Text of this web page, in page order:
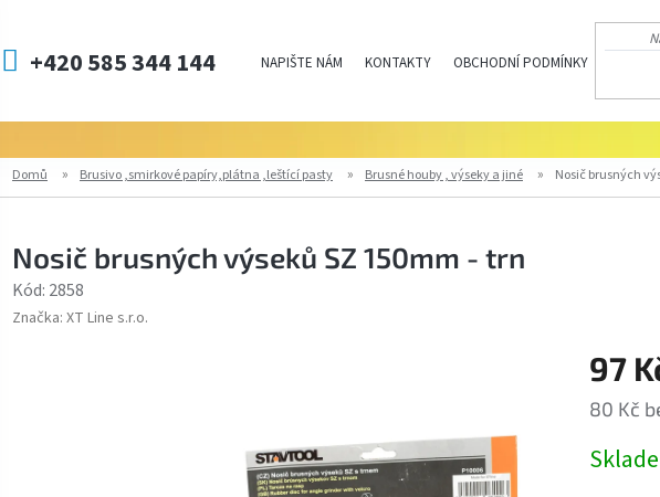
+420 585 344 144 NAPIŠTE NÁM KONTAKTY OBCHODNÍ PODMÍNKY
Domů Brusivo ,smirkové papíry,plátna ,leštící pasty Brusné houby , výseky a jiné Nosič brusných
Nosič brusných výseků SZ 150mm - trn
Kód: 2858
Značka: XT Line s.r.o.
97
80 Kč
cena: